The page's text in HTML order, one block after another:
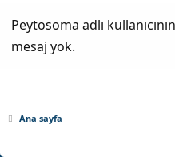
Peytosoma adlı
mesaj yok.
Ana sayfa